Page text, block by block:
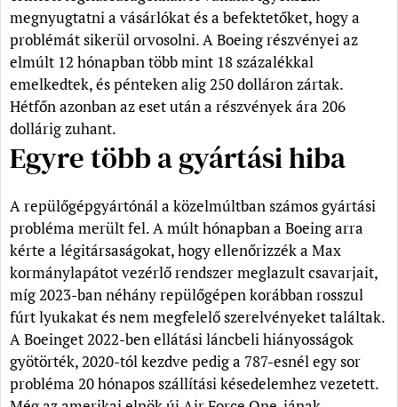
megnyugtatni a vásárlókat és a befektetőket, hogy a
problémát sikerül orvosolni. A Boeing részvényei az
elmúlt 12 hónapban több mint 18 százalékkal
emelkedtek, és pénteken alig 250 dolláron zártak.
Hétfőn azonban az eset után a részvények ára 206
dollárig zuhant.
Egyre több a gyártási hiba
A repülőgépgyártónál a közelmúltban számos gyártási
probléma merült fel. A múlt hónapban a Boeing arra
kérte a légitársaságokat, hogy ellenőrizzék a Max
kormánylapátot vezérlő rendszer meglazult csavarjait,
míg 2023-ban néhány repülőgépen korábban rosszul
fúrt lyukakat és nem megfelelő szerelvényeket találtak.
A Boeinget 2022-ben ellátási láncbeli hiányosságok
gyötörték, 2020-tól kezdve pedig a 787-esnél egy sor
probléma 20 hónapos szállítási késedelemhez vezetett.